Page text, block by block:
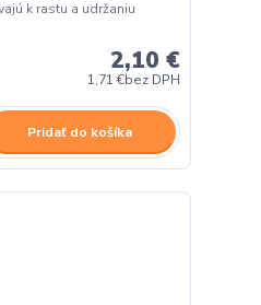
k rastu a udržaniu
2,10 €
1,71 €bez DPH
Pridať do košíka